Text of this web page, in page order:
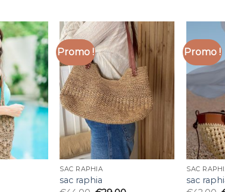
Promo !
SAC RAPHIA
sac raphia
Promo !
SAC
sac